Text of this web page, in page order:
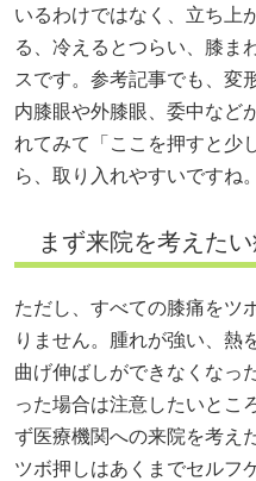
いるわけではなく、立ち上
る、冷えるとつらい、膝ま
スです。参考記事でも、変
内膝眼や外膝眼、委中など
れてみて「ここを押すと少
ら、取り入れやすいですね。
まず来院を考えた
ただし、すべての膝痛をツ
りません。腫れが強い、熱
曲げ伸ばしができなくなっ
った場合は注意したいとこ
ず医療機関への来院を考え
ツボ押しはあくまでセルフ